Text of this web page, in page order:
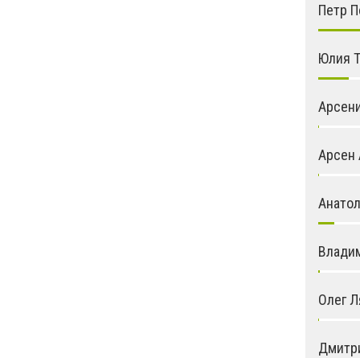
Петр
Юлия
Арсен
Олег